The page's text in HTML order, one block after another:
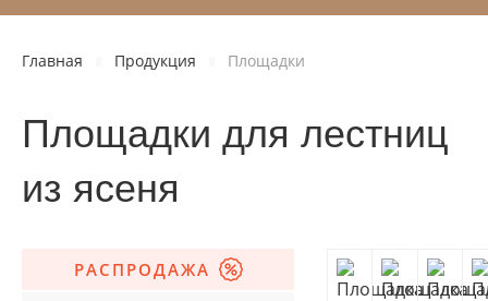
Главная Продукция Площадки
Площадки для лестниц
из ясеня
РАСПРОДАЖА